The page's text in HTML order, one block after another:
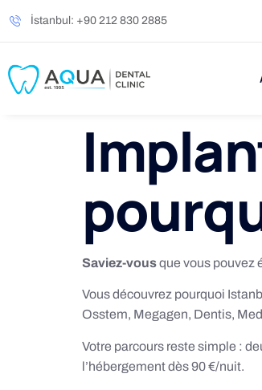
İstanbul: +90 212 830 2885
Saviez-vousque vous pouvez
Vous découvrez pourquoi
Osstem, Megagen, Dentis,
Votre parcours reste simple :
l’hébergement dès 90 €/nuit.